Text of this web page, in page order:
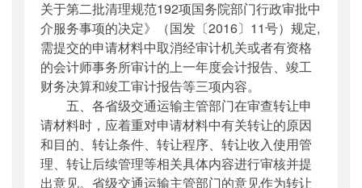
关于第二批清理规范192项国务院部门行政审批中
介服务事项的决定》（国发〔2016〕11号）规定,
需提交的申请材料中取消经审计机关或者有资格
的会计师事务所审计的上一年度会计报告、竣工
财务决算和竣工审计报告等三项内容。
五、各省级交通运输主管部门在审查转让申
请材料时，应着重对申请材料中有关转让的原因
和目的、转让条件、转让程序、转让收入使用管
理、转让后续管理等相关具体内容进行审核并提
出意见。省级交通运输主管部门的意见作为转让